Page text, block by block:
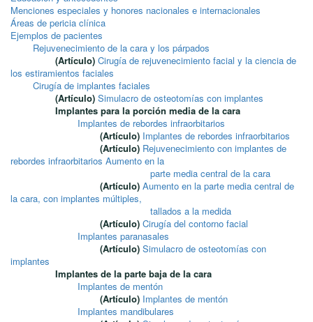
Menciones especiales y honores nacionales e internacionales
Áreas de pericia clínica
Ejemplos de pacientes
Rejuvenecimiento de la cara y los párpados
(Artículo) Cirugía de rejuvenecimiento facial y la ciencia de
los estiramientos faciales
Cirugía de implantes faciales
(Artículo) Simulacro de osteotomías con implantes
Implantes para la porción media de la cara
Implantes de rebordes infraorbitarios
(Artículo) Implantes de rebordes infraorbitarios
(Artículo) Rejuvenecimiento con implantes de
rebordes infraorbitarios Aumento en la
parte media central de la cara
(Artículo) Aumento en la parte media central de
la cara, con implantes múltiples,
tallados a la medida
(Artículo) Cirugía del contorno facial
Implantes paranasales
(Artículo) Simulacro de osteotomías con
implantes
Implantes de la parte baja de la cara
Implantes de mentón
(Artículo) Implantes de mentón
Implantes mandibulares